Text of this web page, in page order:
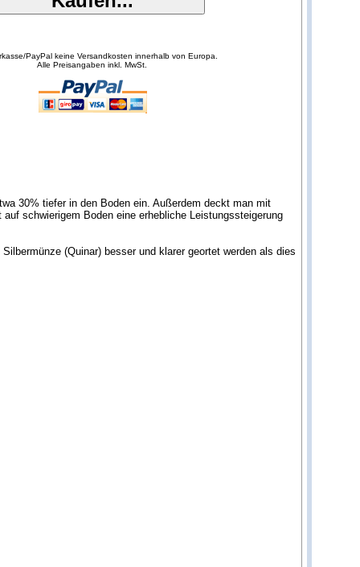
PayPal keine Versandkosten innerhalb von Europa.
Alle Preisangaben inkl. MwSt.
30% tiefer in den Boden ein. Außerdem deckt man mit
schwierigem Boden eine erhebliche Leistungssteigerung
(Quinar) besser und klarer geortet werden als dies